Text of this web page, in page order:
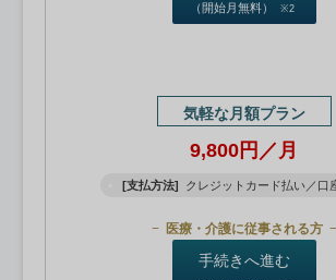
（開始月無料） ※2
気軽な月額プラン
9,800円／月
[支払方法] クレジットカード払い／口
医療・介護に従事される方
手続きへ進む